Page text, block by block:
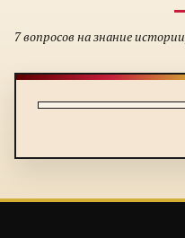
7 вопросов на знание